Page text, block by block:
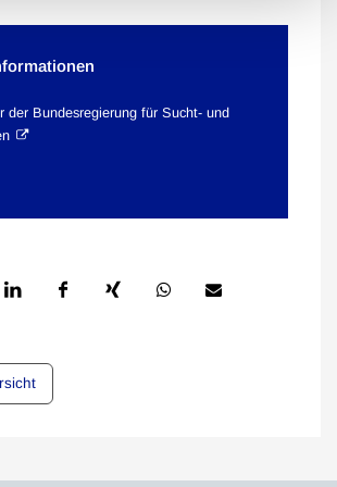
der Bundesregierung für Sucht- und